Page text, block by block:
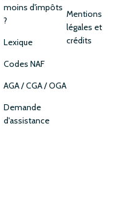
moins d'impôts
?
Lexique
Codes NAF
AGA / CGA / OGA
Demande
d'assistance
Mentions
légales et
crédits